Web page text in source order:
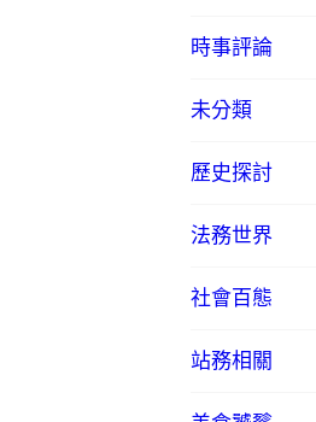
時事評論
未分類
歷史探討
法務世界
社會百態
站務相關